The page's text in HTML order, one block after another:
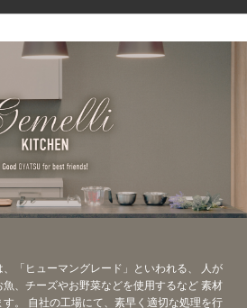
「ヒューマングレード」といわれる、
人が
魚、チーズやお野菜などを使用するなど素材
。
自社の工場にて、素早く適切な処理を行